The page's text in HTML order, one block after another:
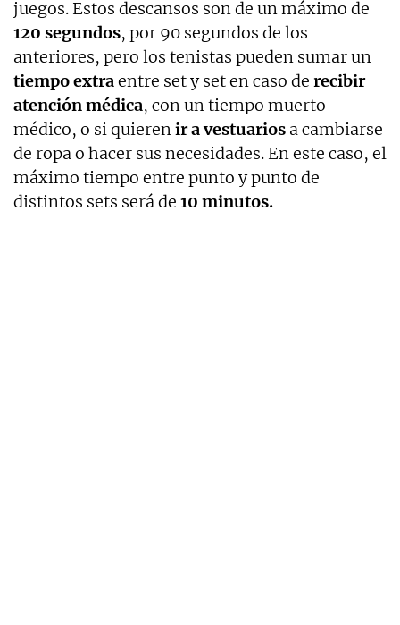
juegos. Estos descansos son de un máximo de
120 segundos, por 90 segundos de los
anteriores, pero los tenistas pueden sumar un
tiempo extraentre set y set en caso de recibir
atención médica, con un tiempo muerto
médico, o si quierenir a vestuarios a cambiarse
de ropa o hacer sus necesidades. En este caso, el
máximo tiempo entre punto y punto de
distintos sets será de 10 minutos.